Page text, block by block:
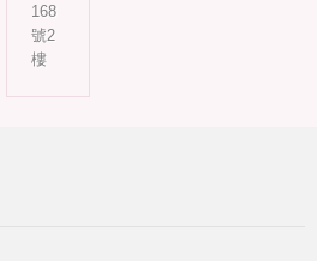
168
號2
樓